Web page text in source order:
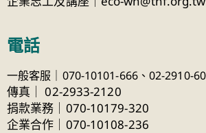
電話
一般客服｜070-10101-666、 02-2910-
傳真
02-2933-2120
捐款業務｜070-10179-320
企業合作｜070-10108-236